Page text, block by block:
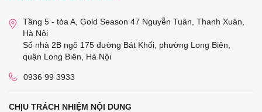
Tầng 5 - tòa A, Gold Season 47 Nguyễn Tuân, Thanh Xuân,
Hà Nội
Số nhà 2B ngõ 175 đường Bát Khối, phường Long Biên,
quận Long Biên, Hà Nội
0936 99 3933
CHỊU TRÁCH NHIỆM NỘI DUNG